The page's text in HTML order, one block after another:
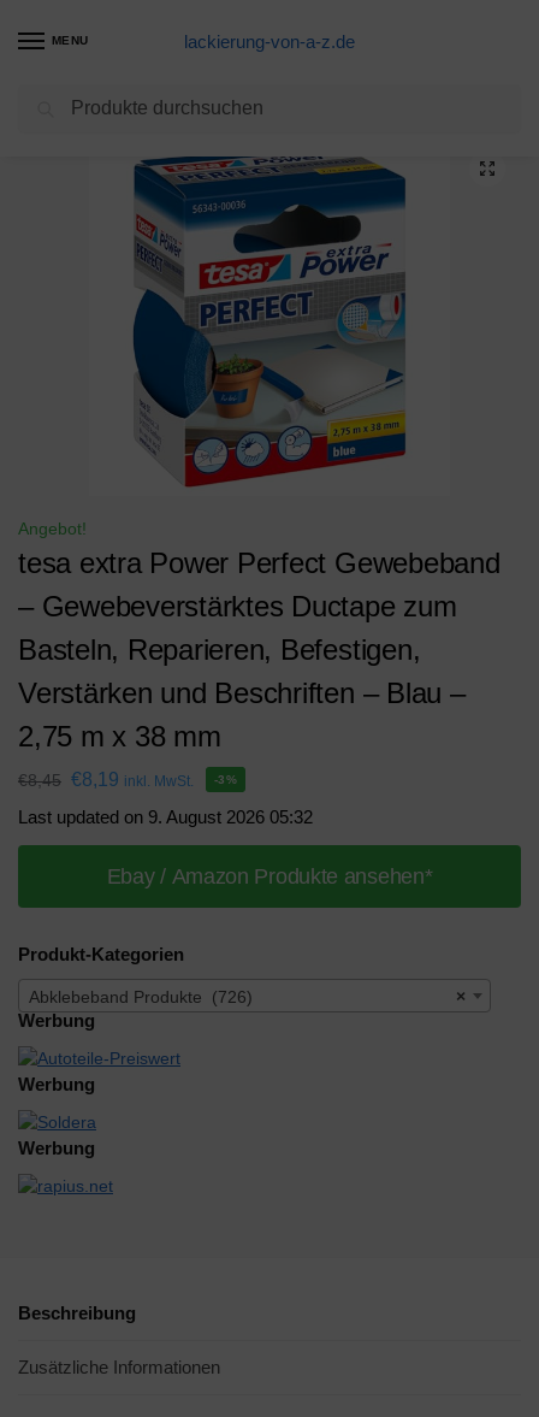
MENU lackierung-von-a-z.de
Abklebeband Produkte tesa extra Power Perfect Gewebeband – Gewebeverstärktes Ductape zum Basteln, Reparieren, Befestigen, Verstärken und Beschriften – Blau – 2,75 m x 38 mm
Angebot!
tesa extra Power Perfect Gewebeband
– Gewebeverstärktes Ductape zum
Basteln, Reparieren, Befestigen,
Verstärken und Beschriften – Blau –
2,75 m x 38 mm
€8,45 €8,19 inkl. MwSt. -3%
Last updated on 9. August 2026 05:32
Ebay / Amazon Produkte ansehen*
Produkt-Kategorien
×
Abklebeband Produkte (726)
Werbung
Werbung
Werbung
Beschreibung
Zusätzliche Informationen